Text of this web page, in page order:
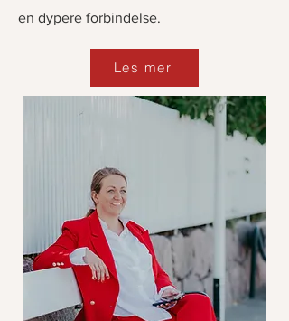
en dypere forbindelse.
Les mer